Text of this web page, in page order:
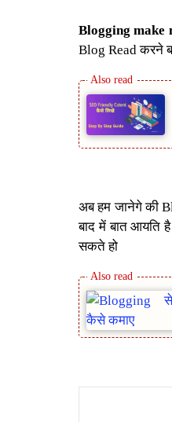
Blogging make
Blog Read करने
अब हम जानेगे की
बाद में बात आयति
सकते हो